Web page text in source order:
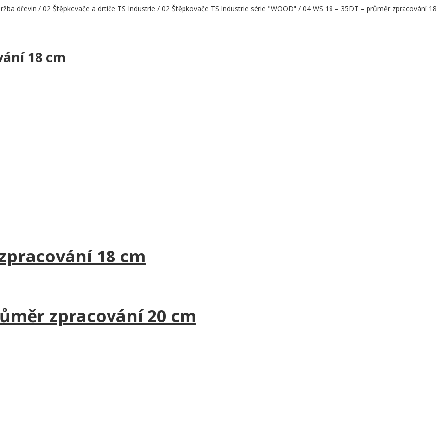
dřevin / 02 Štěpkovače a drtiče TS Industrie / 02 Štěpkovače TS Industrie série "WOOD" / 04 WS 18 – 35DT – průměr zpracování 18
18 cm
18 cm
zpracování 20 cm